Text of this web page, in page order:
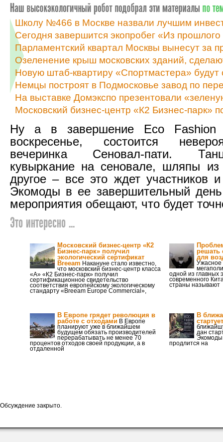
Школу №466 в Москве назвали лучшим
Сегодня завершится экопробег «Из
Парламентский квартал Москвы вынесут за
Озеленение крыш московских зданий,
Новую штаб-квартиру «Спортмастера»
Немцы построят в Подмосковье завод по
На выставке Домэкспо презентовали
Московский бизнес-центр «К2 Бизнес-парк»
Ну а в завершение Eco
воскресенье, состоится
вечеринка Сеновал-пати.
кувыркание на сеновале, шляпы
другое – все это ждет участников
Экомоды в ее завершительный
мероприятия обещают, что будет
Это интересно ...
Московский бизнес-центр «К2
Бизнес-парк» получил
экологический сертификат
Breеam Накануне стало известно,
что московский бизнес-центр класса
«А» «К2 Бизнес-парк» получил
сертификационное свидетельство
соответствия европейскому экологическому
стандарту «Breеam Europe Commercial»,
решать
для
Ужасное
одной из главных
современного
страны называют
В Европе грядет революция в
работе с отходами В Европе
планируют уже в ближайшем
будущем обязать производителей
перерабатывать не менее 70
процентов отходов своей продукции, а в
отдаленной
В
дан
продлится на
Обсуждение закрыто.